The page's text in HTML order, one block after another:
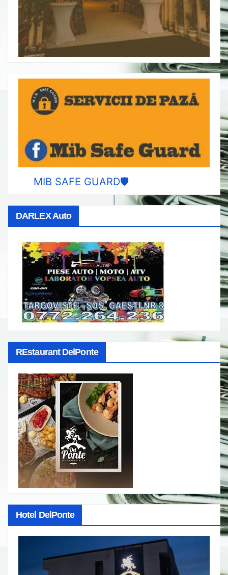
MIB SAFE GUARD🛡️
DARLEX Auto
REstaurant DelPonte
Hotel DelPonte